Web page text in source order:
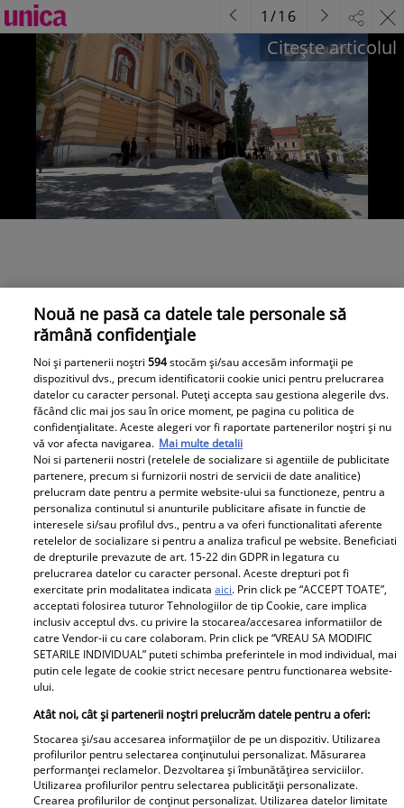
Primele imagini de la priveghiul lui Ioan Isaiu. Dan
Helciug: „Am numai amintiri frumoase cu el”
Citește articolul
1 /16
Parteneri
Wooow, ce schimbare!!
Cum arată Sorin
Gonțea la 2 ani de când
Cum a descoperit Alina
Pușcău că are cancer.
Primele semne care au
Nouă ne pasă ca datele tale personale să
rămână confidențiale
Noi și partenerii noștri594stocăm și/sau accesăm informații pe
dispozitivul dvs., precum identificatorii cookie unici pentru prelucrarea
datelor cu caracter personal. Puteți accepta sau gestiona alegerile dvs.
făcând clic mai jos sau în orice moment, pe pagina cu politica de
confidențialitate. Aceste alegeri vor fi raportate partenerilor noștri și nu
vă vor afecta navigarea. Mai multe detalii
Noi si partenerii nostri (retelele de socializare si agentiile de publicitate
partenere, precum si furnizorii nostri de servicii de date analitice)
prelucram date pentru a permite website-ului sa functioneze, pentru a
personaliza continutul si anunturile publicitare afisate in functie de
interesele si/sau profilul dvs., pentru a va oferi functionalitati aferente
retelelor de socializare si pentru a analiza traficul pe website. Beneficiati
de drepturile prevazute de art. 15-22 din GDPR in legatura cu
prelucrarea datelor cu caracter personal. Aceste drepturi pot fi
exercitate prin modalitatea indicataaici. Prin click pe “ACCEPT TOATE”,
acceptati folosirea tuturor Tehnologiilor de tip Cookie, care implica
inclusiv acceptul dvs. cu privire la stocarea/accesarea informatiilor de
catre Vendor-ii cu care colaboram. Prin click pe “VREAU SA MODIFIC
SETARILE INDIVIDUAL” puteti schimba preferintele in mod individual, mai
putin cele legate de cookie strict necesare pentru functionarea website-
ului.
Atât noi, cât și partenerii noștri prelucrăm datele pentru a oferi:
Stocarea și/sau accesarea informațiilor de pe un dispozitiv. Utilizarea
profilurilor pentru selectarea conținutului personalizat. Măsurarea
performanței reclamelor. Dezvoltarea și îmbunătățirea serviciilor.
Utilizarea profilurilor pentru selectarea publicității personalizate.
Crearea profilurilor de conținut personalizat. Utilizarea datelor limitate